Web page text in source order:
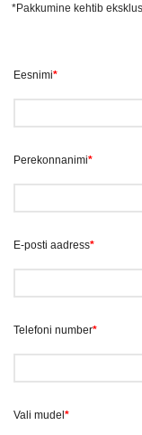
*Pakkumine kehtib
Eesnimi*
Perekonnanimi*
E-posti aadress*
Telefoni number*
Vali mudel *